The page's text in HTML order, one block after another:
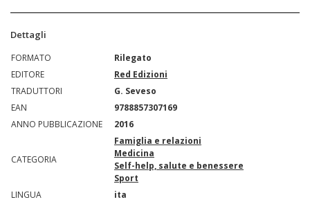
Dettagli
FORMATO
Rilegato
EDITORE
Red Edizioni
TRADUTTORI
G. Seveso
EAN
9788857307169
ANNO PUBBLICAZIONE
2016
CATEGORIA
Famiglia e relazioni
Medicina
Self-help, salute e benessere
Sport
LINGUA
ita